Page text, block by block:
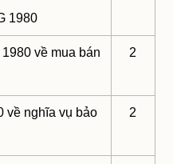
1980
về mua bán
2
về nghĩa vụ bảo
2